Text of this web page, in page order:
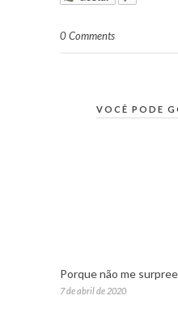
0 Comments
VOCÊ PODE
Porque não me
7 de abril de 2020